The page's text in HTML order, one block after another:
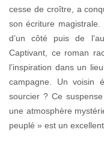
cesse de croître, a
son écriture magistrale.
d’un côté puis de
Captivant, ce roman
l’inspiration dans un
campagne. Un voisin
sourcier ? Ce
une atmosphère
peuplé » est un